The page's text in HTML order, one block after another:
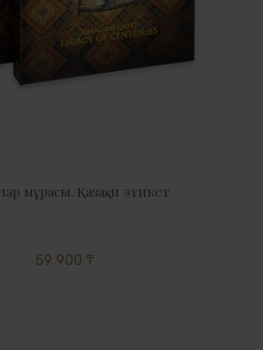
мұрасы. Қазақи этикет
59 900 ₸